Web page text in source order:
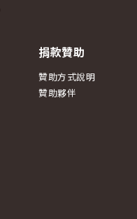
捐款贊助
贊助方式說明
贊助夥伴